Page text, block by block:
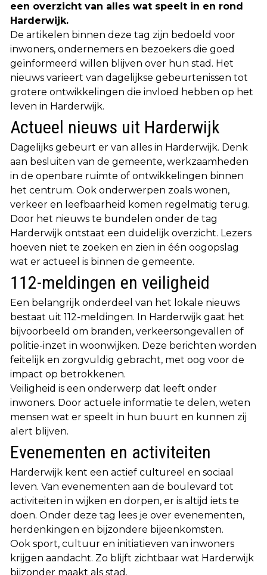
een overzicht van alles wat speelt in en rond
Harderwijk.
De artikelen binnen deze tag zijn bedoeld voor
inwoners, ondernemers en bezoekers die goed
geïnformeerd willen blijven over hun stad. Het
nieuws varieert van dagelijkse gebeurtenissen tot
grotere ontwikkelingen die invloed hebben op het
leven in Harderwijk.
Actueel nieuws uit Harderwijk
Dagelijks gebeurt er van alles in Harderwijk. Denk
aan besluiten van de gemeente, werkzaamheden
in de openbare ruimte of ontwikkelingen binnen
het centrum. Ook onderwerpen zoals wonen,
verkeer en leefbaarheid komen regelmatig terug.
Door het nieuws te bundelen onder de tag
Harderwijk ontstaat een duidelijk overzicht. Lezers
hoeven niet te zoeken en zien in één oogopslag
wat er actueel is binnen de gemeente.
112-meldingen en veiligheid
Een belangrijk onderdeel van het lokale nieuws
bestaat uit 112-meldingen. In Harderwijk gaat het
bijvoorbeeld om branden, verkeersongevallen of
politie-inzet in woonwijken. Deze berichten worden
feitelijk en zorgvuldig gebracht, met oog voor de
impact op betrokkenen.
Veiligheid is een onderwerp dat leeft onder
inwoners. Door actuele informatie te delen, weten
mensen wat er speelt in hun buurt en kunnen zij
alert blijven.
Evenementen en activiteiten
Harderwijk kent een actief cultureel en sociaal
leven. Van evenementen aan de boulevard tot
activiteiten in wijken en dorpen, er is altijd iets te
doen. Onder deze tag lees je over evenementen,
herdenkingen en bijzondere bijeenkomsten.
Ook sport, cultuur en initiatieven van inwoners
krijgen aandacht. Zo blijft zichtbaar wat Harderwijk
bijzonder maakt als stad.